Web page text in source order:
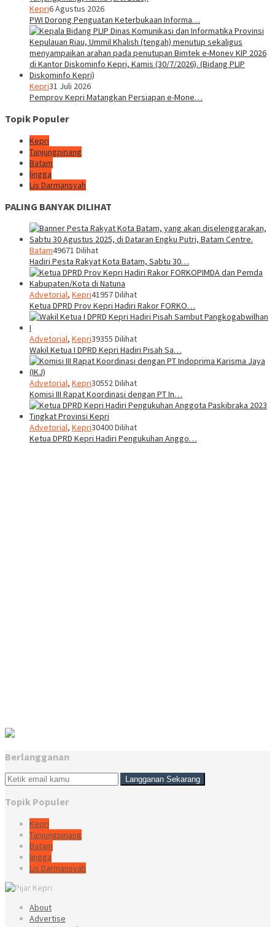
Kepri6 Agustus 2026
PWI Dorong Penguatan Keterbukaan Informa…
Kepri31 Juli 2026
Pemprov Kepri Matangkan Persiapan e-Mone…
Topik Populer
Kepri
Tanjungpinang
Batam
lingga
Lis Darmansyah
PALING BANYAK DILIHAT
Batam49671 Dilihat
Hadiri Pesta Rakyat Kota Batam, Sabtu 30…
Advetorial, Kepri41957 Dilihat
Ketua DPRD Prov Kepri Hadiri Rakor FORKO…
Advetorial, Kepri39355 Dilihat
Wakil Ketua I DPRD Kepri Hadiri Pisah Sa…
Advetorial, Kepri30552 Dilihat
Komisi III Rapat Koordinasi dengan PT In…
Advetorial, Kepri30400 Dilihat
Ketua DPRD Kepri Hadiri Pengukuhan Anggo…
Berlangganan
Topik Populer
Kepri
Tanjungpinang
Batam
lingga
Lis Darmansyah
About
Advertise